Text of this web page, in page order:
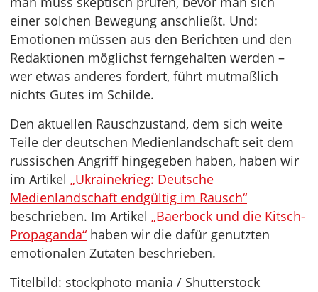
einer solchen Bewegung anschließt. Und:
Emotionen müssen aus den Berichten und den
Redaktionen möglichst ferngehalten werden –
wer etwas anderes fordert, führt mutmaßlich
nichts Gutes im Schilde.
Den aktuellen Rauschzustand, dem sich weite
Teile der deutschen Medienlandschaft seit dem
russischen Angriff hingegeben haben, haben wir
im Artikel „Ukrainekrieg: Deutsche
Medienlandschaft endgültig im Rausch“
beschrieben. Im Artikel „Baerbock und die Kitsch-
Propaganda“ haben wir die dafür genutzten
emotionalen Zutaten beschrieben.
Titelbild: stockphoto mania / Shutterstock